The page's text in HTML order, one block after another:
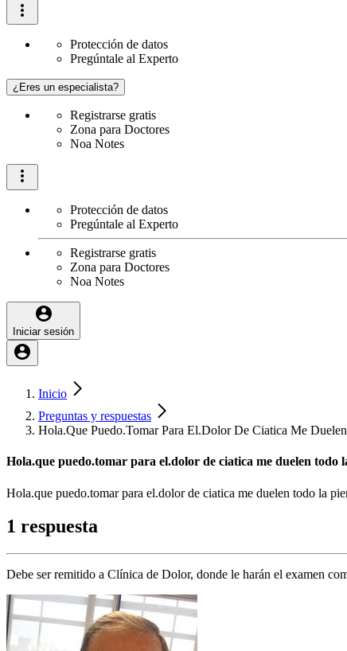
Protección de datos
Pregúntale al Experto
¿Eres un especialista?
Registrarse gratis
Zona para Doctores
Noa Notes
Protección de datos
Pregúntale al Experto
Registrarse gratis
Zona para Doctores
Noa Notes
Iniciar sesión
Inicio
Preguntas y respuestas
Hola.Que Puedo.Tomar Para El.Dolor De Ciatica Me
Hola.que puedo.tomar para el.dolor de ciatica me duelen todo
Hola.que puedo.tomar para el.dolor de ciatica me duelen todo la
1 respuesta
Debe ser remitido a Clínica de Dolor, donde le harán el examen